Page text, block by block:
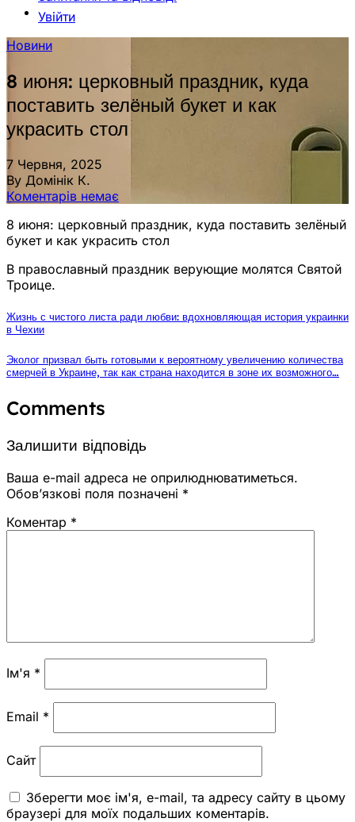
Увійти
Новини
8 июня: церковный праздник, куда
поставить зелёный букет и как
украсить стол
7 Червня, 2025
By Домінік К.
Коментарів немає
8 июня: церковный праздник, куда поставить зелёный
букет и как украсить стол
В православный праздник верующие молятся Святой
Троице.
Жизнь с чистого листа ради любви: вдохновляющая история украинки
в Чехии
Эколог призвал быть готовыми к вероятному увеличению количества
смерчей в Украине, так как страна находится в зоне их возможного…
Comments
Залишити відповідь
Ваша e-mail адреса не оприлюднюватиметься.
Обов’язкові поля позначені *
Коментар *
Ім'я *
Email *
Сайт
Зберегти моє ім'я, e-mail, та адресу сайту в цьому
браузері для моїх подальших коментарів.